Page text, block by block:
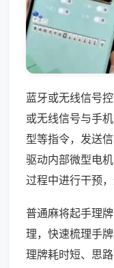
蓝牙或无线信号
或无线信号与手
型等指令，发送
驱动内部微型电
过程中进行干预，
普通麻将起手理
理，快速梳理手
理牌耗时短、思